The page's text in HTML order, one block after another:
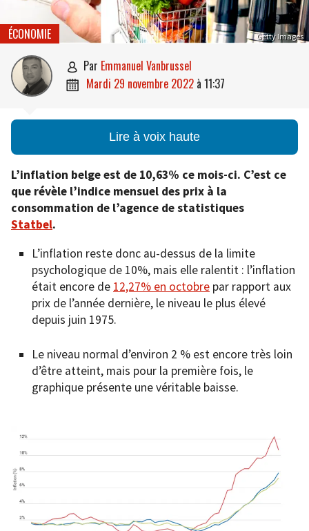
Getty Images
ÉCONOMIE
 par Emmanuel Vanbrussel
 mardi 29 novembre 2022 à 11:37
Lire à voix haute
L’inflation belge est de 10,63% ce mois-ci. C’est ce
que révèle l’indice mensuel des prix à la
consommation de l’agence de statistiques
Statbel.
L’inflation reste donc au-dessus de la limite
psychologique de 10%, mais elle ralentit : l’inflation
était encore de 12,27% en octobre par rapport aux
prix de l’année dernière, le niveau le plus élevé
depuis juin 1975.
Le niveau normal d’environ 2 % est encore très loin
d’être atteint, mais pour la première fois, le
graphique présente une véritable baisse.